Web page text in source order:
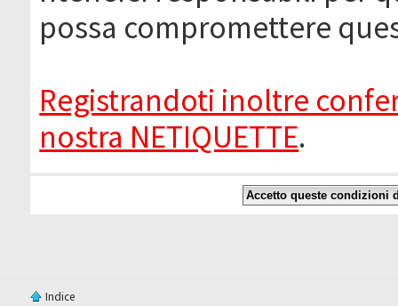
possa compromettere
Registrandoti inoltre
nostra NETIQUETTE.
Indice